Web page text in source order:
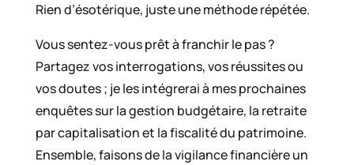
Rien d’ésotérique, juste une méthode répétée.
Vous sentez-vous prêt à franchir le pas ?
Partagez vos interrogations, vos réussites ou
vos doutes ; je les intégrerai à mes prochaines
enquêtes sur la gestion budgétaire, la retraite
par capitalisation et la fiscalité du patrimoine.
Ensemble, faisons de la vigilance financière un